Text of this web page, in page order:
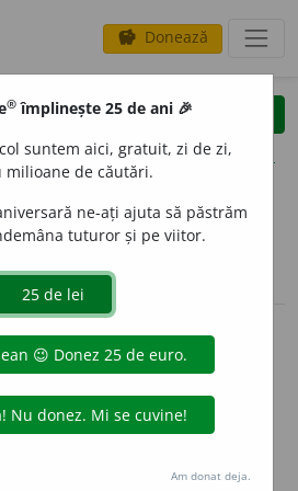
savings Donează
clear
opțiuni
definiții (19)
declinări
sunt compilate de
Definițiile
se află pe filadefiniții.
filele pe pagina de
® împlinește 25 de ani 🎉
suntem aici, gratuit, zi de zi,
milioane de căutări.
ne-ați ajuta să păstrăm
tuturor și pe viitor.
Am donat deja.